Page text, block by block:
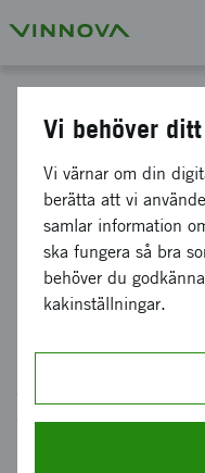
Här visar vi en
Så stöttar vi
Vi öppnar upp för
Vi behöver
Vi värnar om din
berätta att vi
samlar information
ska fungera så bra
behöver du
kakinställningar.